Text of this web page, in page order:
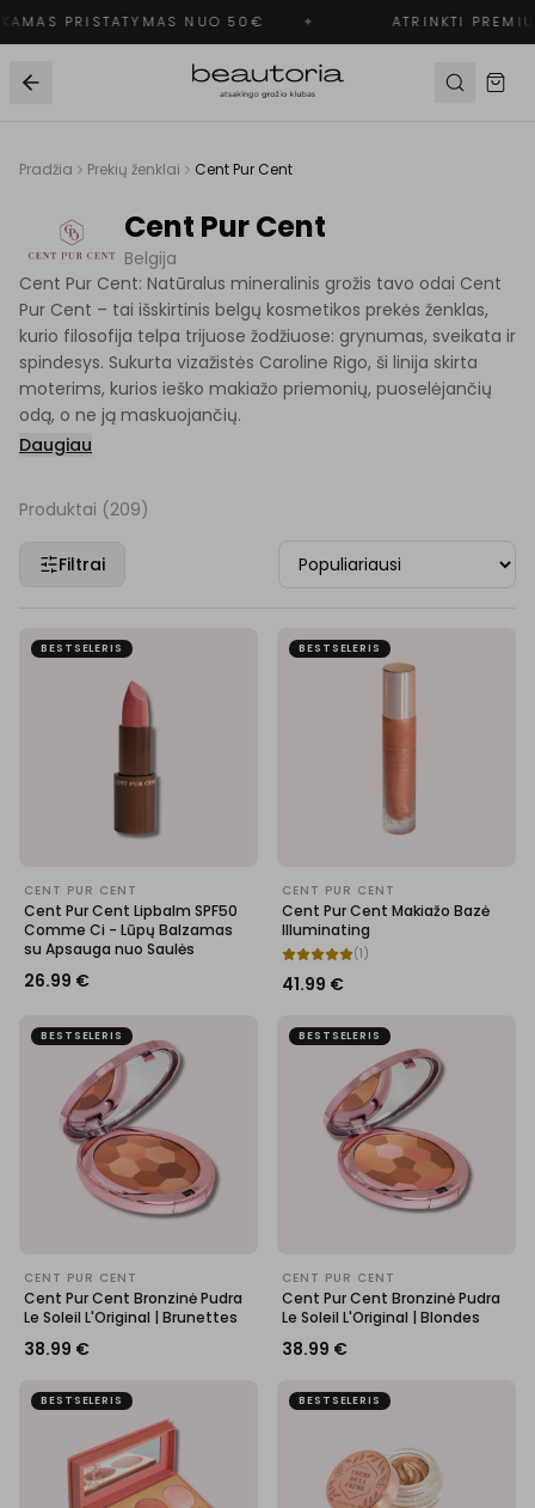
PRISTATYMAS NUO 50€ ✦ ATRINKTI
Pradžia Prekių ženklai Cent Pur Cent
Cent Pur Cent
Belgija
Cent Pur Cent: Natūralus mineralinis grožis tavo odai Cent
Pur Cent – tai išskirtinis belgų kosmetikos prekės ženklas,
kurio filosofija telpa trijuose žodžiuose: grynumas, sveikata ir
spindesys. Sukurta vizažistės Caroline Rigo, ši linija skirta
moterims, kurios ieško makiažo priemonių, puoselėjančių
odą, o ne ją maskuojančių.
Daugiau
Produktai (209)
Filtrai
BESTSELERIS
CENT PUR CENT
Cent Pur Cent Lipbalm SPF50
Comme Ci - Lūpų Balzamas
su Apsauga nuo Saulės
26.99 €
BESTSELERIS
CENT PUR CENT
Cent Pur Cent Makiažo Bazė
Illuminating
(1 )
41.99 €
BESTSELERIS
CENT PUR CENT
Cent Pur Cent Bronzinė Pudra
Le Soleil L'Original | Brunettes
38.99 €
BESTSELERIS
CENT PUR CENT
Cent Pur Cent Bronzinė Pudra
Le Soleil L'Original | Blondes
38.99 €
BESTSELERIS BESTSELERIS